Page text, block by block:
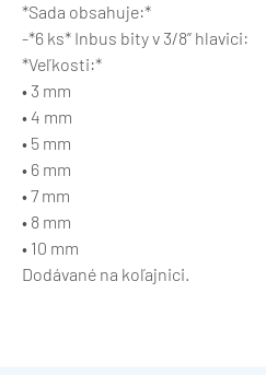
*Sada obsahuje:*
-*6 ks* Inbus bity v 3/8” hlavici:
*Veľkosti:*
• 3 mm
• 4 mm
• 5 mm
• 6 mm
• 7 mm
• 8 mm
• 10 mm
Dodávané na koľajnici.